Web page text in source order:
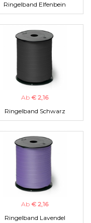
Ringelband Elfenbein
Ab € 2,16
Ringelband Schwarz
Ab € 2,16
Ringelband Lavendel